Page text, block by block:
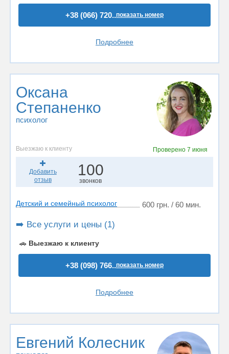
+38 (066) 720..показать номер
Подробнее
Оксана
Степаненко
психолог
Выезжаю к клиенту Проверено7 июня
Добавить
отзыв
100
звонков
Детский и семейный психолог 600 грн. / 60 мин.
➡️ Все услуги и цены (1)
🚗 Выезжаю к клиенту
+38 (098) 766..показать номер
Подробнее
Евгений Колесник